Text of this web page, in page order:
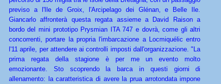
previso a l'Ile de Groix, l'Arcipelago dei Glénan, e Belle Ile.
Giancarlo affronterà questa regata assieme a David Raison a
bordo del mini prototipo Prysmian ITA 747 e dovrà, come gli altri
concorrenti, portare la propria l'imbarcazione a Locmiquélic entro
l'11 aprile, per attendere ai controlli imposti dall'organizzazione. "La
prima regata della stagione è per me un evento molto
emozionante. Sto scoprendo la barca in questi giorni di
allenamento: la caratteristica di avere la prua arrotondata impone